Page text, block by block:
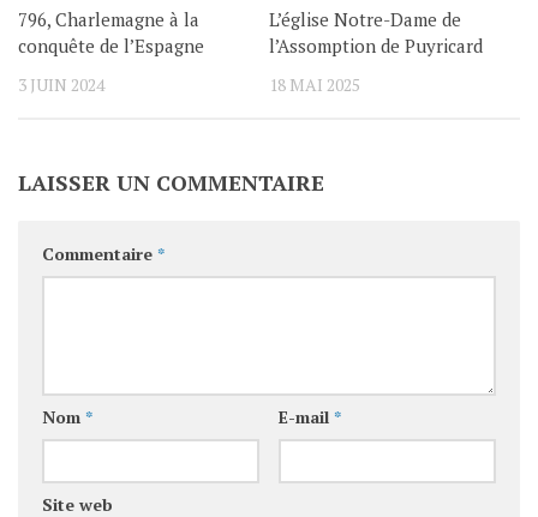
796, Charlemagne à la
conquête de l’Espagne
3 JUIN 2024
L’église Notre-Dame de
l’Assomption de Puyricard
18 MAI 2025
LAISSER UN COMMENTAIRE
Commentaire *
Nom * E-mail *
Site web